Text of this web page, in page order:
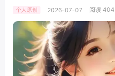
个人原创 2026-07-07 阅读 404